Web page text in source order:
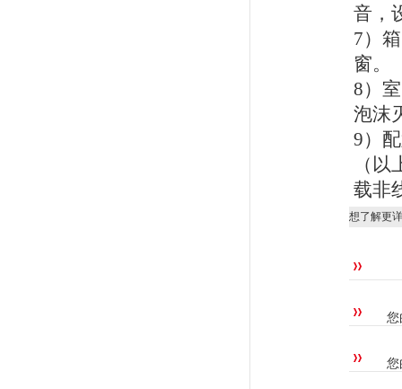
音，
7）
窗。
8）
泡沫
9）
（
载非
想了解更
您
您